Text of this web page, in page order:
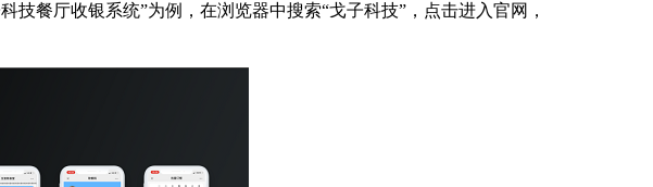
餐厅收银系统”为例，在浏览器中搜索“戈子科技”，点击进入官网，